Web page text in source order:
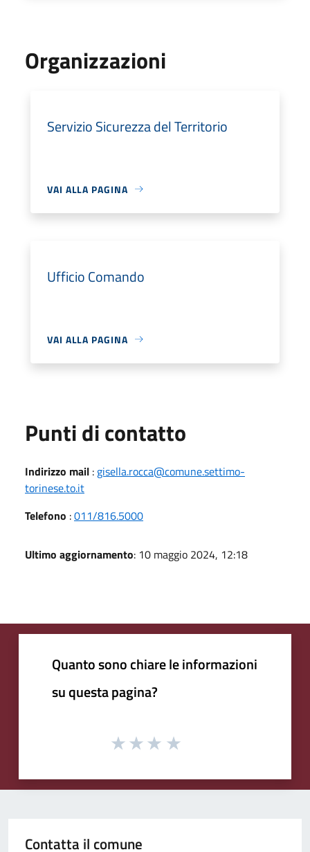
Organizzazioni
Servizio Sicurezza del Territorio
VAI ALLA PAGINA
Ufficio Comando
VAI ALLA PAGINA
Punti di contatto
Indirizzo mail : gisella.rocca@comune.settimo-
torinese.to.it
Telefono :011/816.5000
Ultimo aggiornamento: 10 maggio 2024, 12:18
Quanto sono chiare le informazioni
su questa pagina?
Contatta il comune